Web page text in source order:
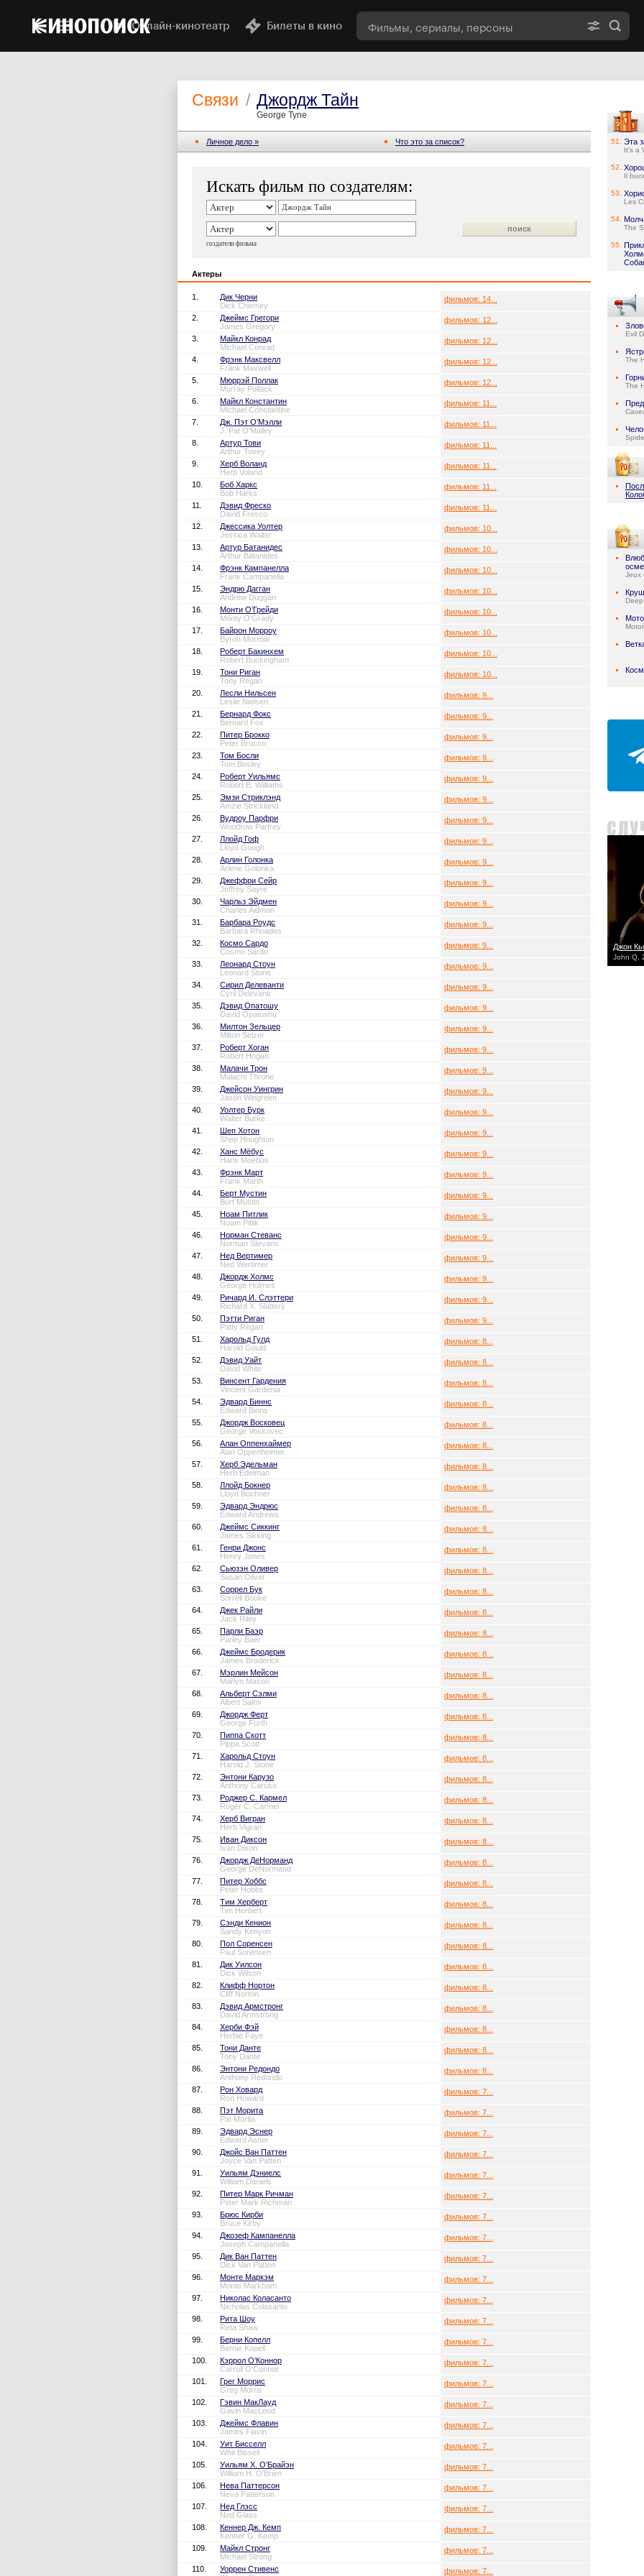
Онлайн-кинотеатр Билеты в кино
Связи / Джордж Тайн
George Tyne
Личное дело » Что это за список?
Искать фильм по создателям:
создатели фильма
Актеры
1.
Дик Черни
Dick Cherney
фильмов: 14...
2.
Джеймс Грегори
James Gregory
фильмов: 12...
3.
Майкл Конрад
Michael Conrad
фильмов: 12...
4.
Фрэнк Максвелл
Frank Maxwell
фильмов: 12...
5.
Мюррэй Поллак
Murray Pollack
фильмов: 12...
6.
Майкл Константин
Michael Constantine
фильмов: 11...
7.
Дж. Пэт О’Мэлли
J. Pat O'Malley
фильмов: 11...
8.
Артур Тови
Arthur Tovey
фильмов: 11...
9.
Херб Воланд
Herb Voland
фильмов: 11...
10.
Боб Харкс
Bob Harks
фильмов: 11...
11.
Дэвид Фреско
David Fresco
фильмов: 11...
12.
Джессика Уолтер
Jessica Walter
фильмов: 10...
13.
Артур Батанидес
Arthur Batanides
фильмов: 10...
14.
Фрэнк Кампанелла
Frank Campanella
фильмов: 10...
15.
Эндрю Дагган
Andrew Duggan
фильмов: 10...
16.
Монти О’Грейди
Monty O'Grady
фильмов: 10...
17.
Байрон Морроу
Byron Morrow
фильмов: 10...
18.
Роберт Бакинхем
Robert Buckingham
фильмов: 10...
19.
Тони Риган
Tony Regan
фильмов: 10...
20.
Лесли Нильсен
Leslie Nielsen
фильмов: 9...
21.
Бернард Фокс
Bernard Fox
фильмов: 9...
22.
Питер Брокко
Peter Brocco
фильмов: 9...
23.
Том Босли
Tom Bosley
фильмов: 9...
24.
Роберт Уильямс
Robert B. Williams
фильмов: 9...
25.
Эмзи Стриклэнд
Amzie Strickland
фильмов: 9...
26.
Вудроу Парфри
Woodrow Parfrey
фильмов: 9...
27.
Ллойд Гоф
Lloyd Gough
фильмов: 9...
28.
Арлин Голонка
Arlene Golonka
фильмов: 9...
29.
Джеффри Сейр
Jeffrey Sayre
фильмов: 9...
30.
Чарльз Эйдмен
Charles Aidman
фильмов: 9...
31.
Барбара Роудс
Barbara Rhoades
фильмов: 9...
32.
Космо Сардо
Cosmo Sardo
фильмов: 9...
33.
Леонард Стоун
Leonard Stone
фильмов: 9...
34.
Сирил Делеванти
Cyril Delevanti
фильмов: 9...
35.
Дэвид Опатошу
David Opatoshu
фильмов: 9...
36.
Милтон Зельцер
Milton Selzer
фильмов: 9...
37.
Роберт Хоган
Robert Hogan
фильмов: 9...
38.
Малачи Трон
Malachi Throne
фильмов: 9...
39.
Джейсон Уингрин
Jason Wingreen
фильмов: 9...
40.
Уолтер Бурк
Walter Burke
фильмов: 9...
41.
Шеп Хотон
Shep Houghton
фильмов: 9...
42.
Ханс Мёбус
Hans Moebus
фильмов: 9...
43.
Фрэнк Март
Frank Marth
фильмов: 9...
44.
Берт Мустин
Burt Mustin
фильмов: 9...
45.
Ноам Питлик
Noam Pitlik
фильмов: 9...
46.
Норман Стеванс
Norman Stevans
фильмов: 9...
47.
Нед Вертимер
Ned Wertimer
фильмов: 9...
48.
Джордж Холмс
George Holmes
фильмов: 9...
49.
Ричард И. Слэттери
Richard X. Slattery
фильмов: 9...
50.
Пэтти Риган
Patty Regan
фильмов: 9...
51.
Харольд Гулд
Harold Gould
фильмов: 8...
52.
Дэвид Уайт
David White
фильмов: 8...
53.
Винсент Гардения
Vincent Gardenia
фильмов: 8...
54.
Эдвард Биннс
Edward Binns
фильмов: 8...
55.
Джордж Восковец
George Voskovec
фильмов: 8...
56.
Алан Оппенхаймер
Alan Oppenheimer
фильмов: 8...
57.
Херб Эдельман
Herb Edelman
фильмов: 8...
58.
Ллойд Бокнер
Lloyd Bochner
фильмов: 8...
59.
Эдвард Эндрюс
Edward Andrews
фильмов: 8...
60.
Джеймс Сиккинг
James Sikking
фильмов: 8...
61.
Генри Джонс
Henry Jones
фильмов: 8...
62.
Сьюзэн Оливер
Susan Oliver
фильмов: 8...
63.
Соррел Бук
Sorrell Booke
фильмов: 8...
64.
Джек Райли
Jack Riley
фильмов: 8...
65.
Парли Баэр
Parley Baer
фильмов: 8...
66.
Джеймс Бродерик
James Broderick
фильмов: 8...
67.
Мэрлин Мейсон
Marlyn Mason
фильмов: 8...
68.
Альберт Сэлми
Albert Salmi
фильмов: 8...
69.
Джордж Ферт
George Furth
фильмов: 8...
70.
Пиппа Скотт
Pippa Scott
фильмов: 8...
71.
Харольд Стоун
Harold J. Stone
фильмов: 8...
72.
Энтони Карузо
Anthony Caruso
фильмов: 8...
73.
Роджер С. Кармел
Roger C. Carmel
фильмов: 8...
74.
Херб Вигран
Herb Vigran
фильмов: 8...
75.
Иван Диксон
Ivan Dixon
фильмов: 8...
76.
Джордж ДеНорманд
George DeNormand
фильмов: 8...
77.
Питер Хоббс
Peter Hobbs
фильмов: 8...
78.
Тим Херберт
Tim Herbert
фильмов: 8...
79.
Сэнди Кенион
Sandy Kenyon
фильмов: 8...
80.
Пол Соренсен
Paul Sorensen
фильмов: 8...
81.
Дик Уилсон
Dick Wilson
фильмов: 8...
82.
Клифф Нортон
Cliff Norton
фильмов: 8...
83.
Дэвид Армстронг
David Armstrong
фильмов: 8...
84.
Херби Фэй
Herbie Faye
фильмов: 8...
85.
Тони Данте
Tony Dante
фильмов: 8...
86.
Энтони Редондо
Anthony Redondo
фильмов: 8...
87.
Рон Ховард
Ron Howard
фильмов: 7...
88.
Пэт Морита
Pat Morita
фильмов: 7...
89.
Эдвард Эснер
Edward Asner
фильмов: 7...
90.
Джойс Ван Паттен
Joyce Van Patten
фильмов: 7...
91.
Уильям Дэниелс
William Daniels
фильмов: 7...
92.
Питер Марк Ричман
Peter Mark Richman
фильмов: 7...
93.
Брюс Кирби
Bruce Kirby
фильмов: 7...
94.
Джозеф Кампанелла
Joseph Campanella
фильмов: 7...
95.
Дик Ван Паттен
Dick Van Patten
фильмов: 7...
96.
Монте Маркэм
Monte Markham
фильмов: 7...
97.
Николас Коласанто
Nicholas Colasanto
фильмов: 7...
98.
Рита Шоу
Reta Shaw
фильмов: 7...
99.
Берни Копелл
Bernie Kopell
фильмов: 7...
100.
Кэррол О’Коннор
Carroll O'Connor
фильмов: 7...
101.
Грег Моррис
Greg Morris
фильмов: 7...
102.
Гэвин МакЛауд
Gavin MacLeod
фильмов: 7...
103.
Джеймс Флавин
James Flavin
фильмов: 7...
104.
Уит Бисселл
Whit Bissell
фильмов: 7...
105.
Уильям Х. О’Брайэн
William H. O'Brien
фильмов: 7...
106.
Нева Паттерсон
Neva Patterson
фильмов: 7...
107.
Нед Глэсс
Ned Glass
фильмов: 7...
108.
Кеннер Дж. Кемп
Kenner G. Kemp
фильмов: 7...
109.
Майкл Стронг
Michael Strong
фильмов: 7...
110.
Уоррен Стивенс
фильмов: 7...
51. Эта
It's a
52.
Il
53.
Les
54.
The
55.
Evil
The
The
Jeux
Джон
John Q,